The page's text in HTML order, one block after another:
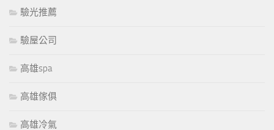
驗光推薦
驗屋公司
高雄spa
高雄傢俱
高雄冷氣